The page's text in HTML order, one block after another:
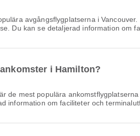
avgångsflygplatserna i
Du kan se detaljerad information om
i Hamilton?
är de mest populära
information om faciliteter och